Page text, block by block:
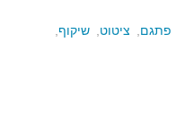
פתגם ציטוט שיקוף,